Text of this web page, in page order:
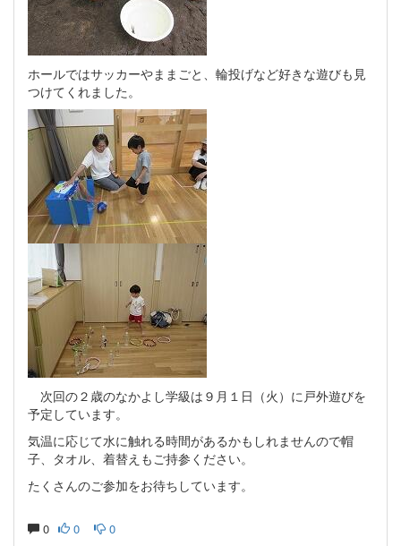
ホールではサッカーやままごと、輪投げなど好きな遊びも見
つけてくれました。
次回の２歳のなかよし学級は９月１日（火）に戸外遊びを
予定しています。
気温に応じて水に触れる時間があるかもしれませんので帽
子、タオル、着替えもご持参ください。
たくさんのご参加をお待ちしています。
0 0 0